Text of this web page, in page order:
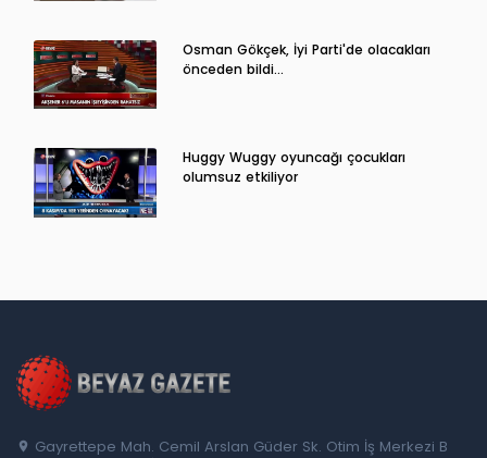
Osman Gökçek, İyi Parti'de olacakları
önceden bildi...
Huggy Wuggy oyuncağı çocukları
olumsuz etkiliyor
Gayrettepe Mah. Cemil Arslan Güder Sk. Otim İş Merkezi B